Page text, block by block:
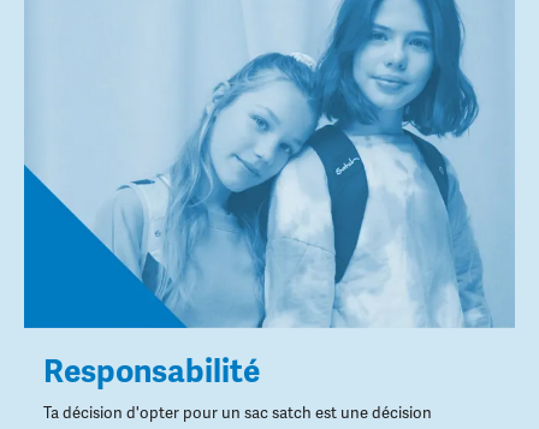
Responsabilité
Ta décision d'opter pour un sac satch est une décision